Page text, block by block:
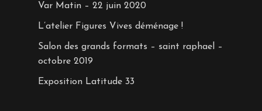
Var Matin – 22 juin 2020
L’atelier Figures Vives déménage !
Salon des grands formats – saint raphael –
octobre 2019
Exposition Latitude 33